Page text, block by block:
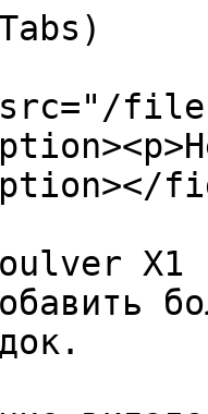
files/
X1